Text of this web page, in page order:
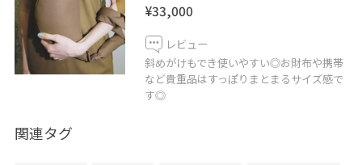
¥33,000
レビュー
斜めがけもでき使いやすい◎お財布や携帯
など貴重品はすっぽりまとまるサイズ感で
す◎
関連タグ